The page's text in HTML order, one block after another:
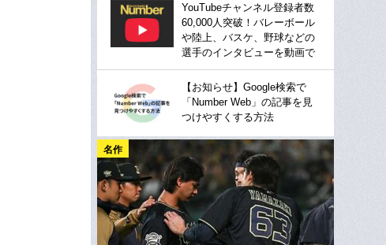
YouTubeチャンネル登録者数
60,000人突破！バレーボール
や陸上、バスケ、野球などの
選手のインタビューを動画で
【お知らせ】Google検索で
「Number Web」の記事を見
つけやすくする方法
名作